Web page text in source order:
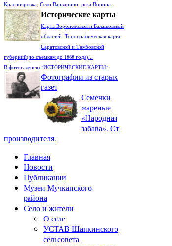
Краснояровка, Село Варварино, река Ворона.
Исторические карты
Карта Воронежской и Балашовской
областей. Топографическая карта
Саратовской и Тамбовской
губерний(по съемкам до 1868 года)...
В фотогалерею "ИСТОРИЧЕСКИЕ КАРТЫ"
Фотографии из старых
газет
Семечки
жареные
«Народная
забава». От
производителя.
Главная
Новости
Публикации
Музеи Мучкапского
района
Село и жители
О селе
УСТАВ Шапкинского
сельсовета